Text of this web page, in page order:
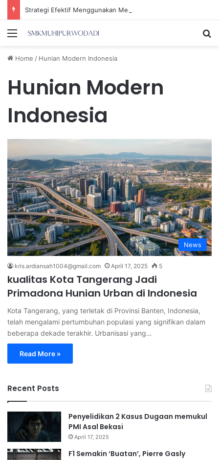
Menu
Home / Hunian Modern Indonesia
Hunian Modern
Indonesia
News
kris.ardiansah1004@gmail.com April 17, 2025 5
kualitas Kota Tangerang Jadi
Primadona Hunian Urban di Indonesia
Kota Tangerang, yang terletak di Provinsi Banten, Indonesia,
telah mengalami pertumbuhan populasi yang signifikan dalam
beberapa dekade terakhir. Urbanisasi yang…
Read More »
Recent Posts
Penyelidikan 2 Kasus Dugaan memukul
PMI Asal Bekasi
April 17, 2025
F1 Semakin ‘Buatan’, Pierre Gasly